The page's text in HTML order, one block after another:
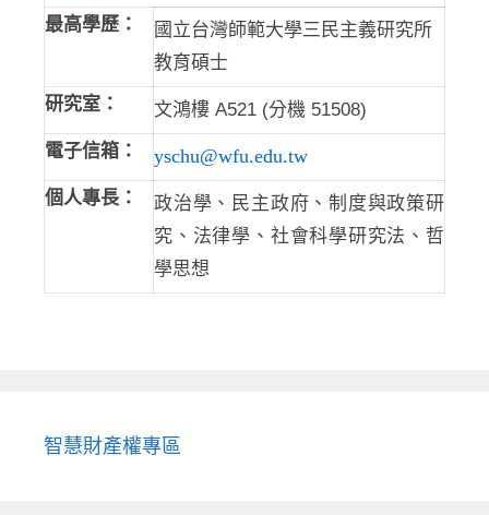
最高學歷：
國立台灣師範大學三民主義研究所
教育碩士
研究室：
文鴻樓 A521 (分機 51508)
電子信箱：
yschu@wfu.edu.tw
個人專長：
政治學、民主政府、制度與政策研
究、法律學、社會科學研究法、哲
學思想
智慧財產權專區